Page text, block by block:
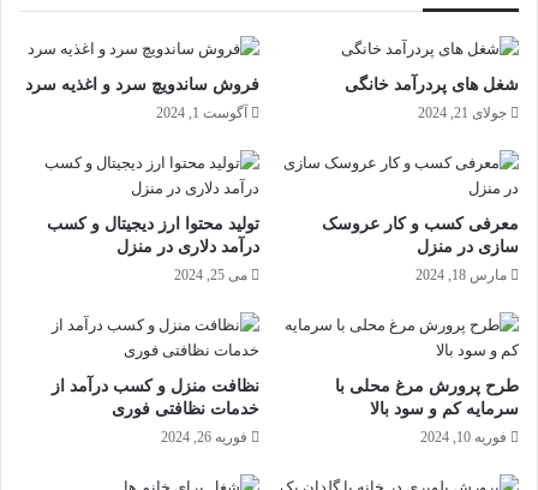
شغل های پردرآمد خانگی
جولای 21, 2024
فروش ساندویچ سرد و اغذیه سرد
آگوست 1, 2024
معرفی کسب و کار عروسک
سازی در منزل
مارس 18, 2024
تولید محتوا ارز دیجیتال و کسب
درآمد دلاری در منزل
می 25, 2024
طرح پرورش مرغ محلی با
سرمایه کم و سود بالا
فوریه 10, 2024
نظافت منزل و کسب درآمد از
خدمات نظافتی فوری
فوریه 26, 2024